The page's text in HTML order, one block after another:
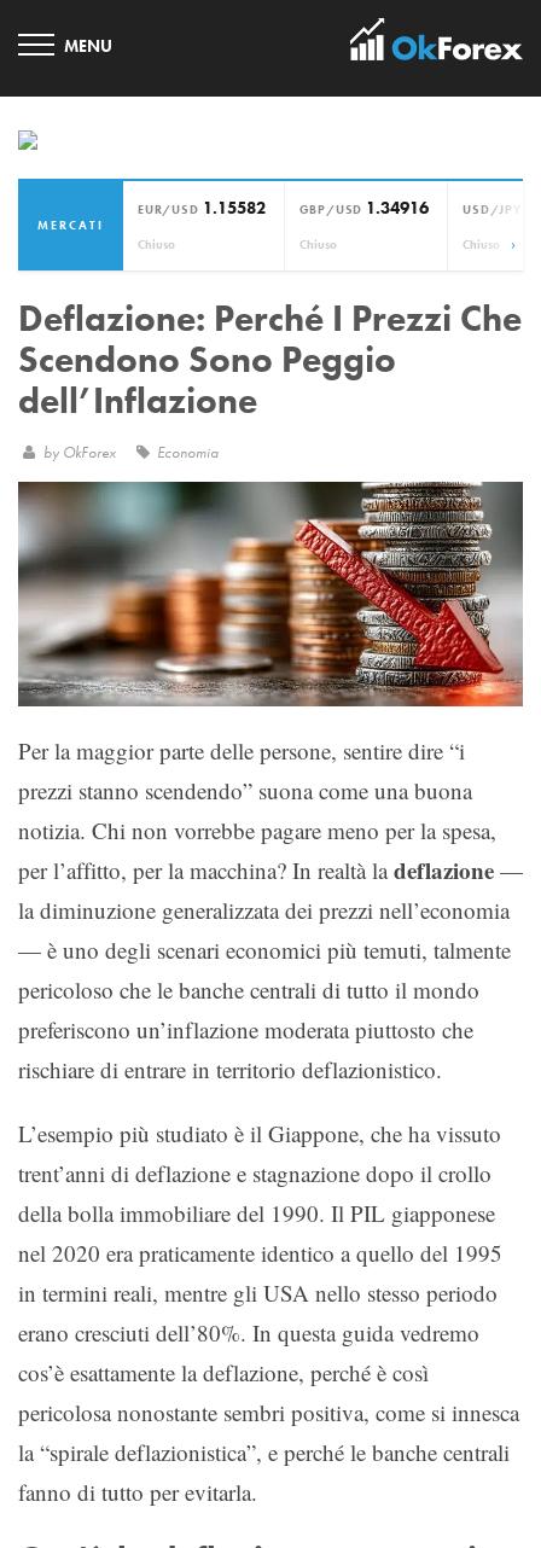
MERCATI
EUR/USD 1.15582
Chiuso
GBP/USD 1.34916
Chiuso
USD/JPY
Chiuso ›
Deflazione: Perché I Prezzi Che
Scendono Sono Peggio
dell’Inflazione
by OkForex Economia
Per la maggior parte delle persone, sentire dire “i
prezzi stanno scendendo” suona come una buona
notizia. Chi non vorrebbe pagare meno per la spesa,
per l’affitto, per la macchina? In realtà ladeflazione —
la diminuzione generalizzata dei prezzi nell’economia
— è uno degli scenari economici più temuti, talmente
pericoloso che le banche centrali di tutto il mondo
preferiscono un’inflazione moderata piuttosto che
rischiare di entrare in territorio deflazionistico.
L’esempio più studiato è il Giappone, che ha vissuto
trent’anni di deflazione e stagnazione dopo il crollo
della bolla immobiliare del 1990. Il PIL giapponese
nel 2020 era praticamente identico a quello del 1995
in termini reali, mentre gli USA nello stesso periodo
erano cresciuti dell’80%. In questa guida vedremo
cos’è esattamente la deflazione, perché è così
pericolosa nonostante sembri positiva, come si innesca
la “spirale deflazionistica”, e perché le banche centrali
fanno di tutto per evitarla.